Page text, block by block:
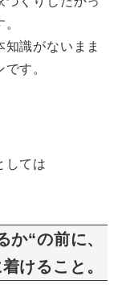
識がないまま
す。
しては
か“の前に、
けること。